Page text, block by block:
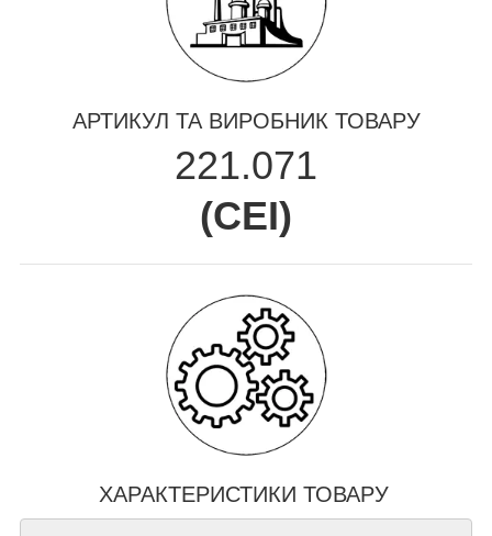
АРТИКУЛ ТА ВИРОБНИК ТОВАРУ
221.071
(CEI)
ХАРАКТЕРИСТИКИ ТОВАРУ